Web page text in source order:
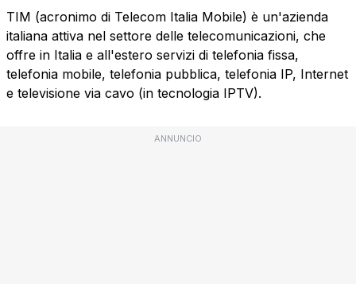
TIM (acronimo di Telecom Italia Mobile) è un'azienda
italiana attiva nel settore delle telecomunicazioni, che
offre in Italia e all'estero servizi di telefonia fissa,
telefonia mobile, telefonia pubblica, telefonia IP, Internet
e televisione via cavo (in tecnologia IPTV).
ANNUNCIO